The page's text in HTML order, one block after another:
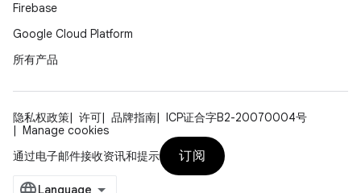
Firebase
Google Cloud Platform
所有产品
隐私权政策 许可 品牌指南
ICP证合字B2-20070004号
Manage cookies
通过电子邮件接收资讯和提示
订阅